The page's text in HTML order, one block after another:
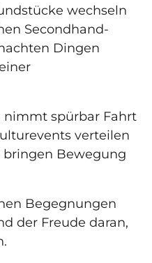
wechseln
Secondhand-
Dingen
nimmt spürbar Fahrt
verteilen
Bewegung
Begegnungen
der Freude daran,